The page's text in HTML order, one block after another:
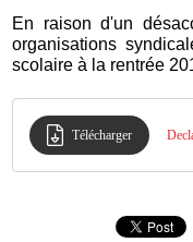
En raison d'un
organisations
scolaire à la rentrée
Télécharger